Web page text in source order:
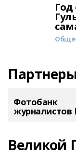
Год
Фотобанк
журналистов
Великой